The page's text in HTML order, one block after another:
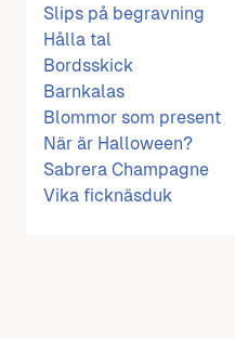
Slips på begravning
Hålla tal
Bordsskick
Barnkalas
Blommor som present
När är Halloween?
Sabrera Champagne
Vika ficknäsduk